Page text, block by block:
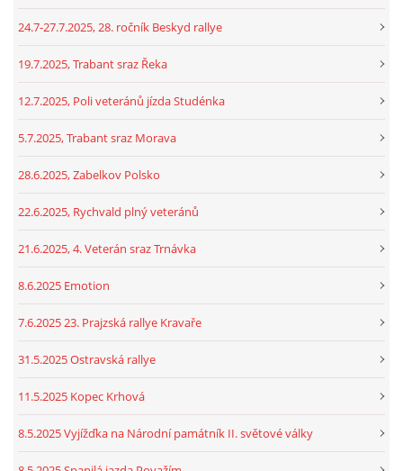
24.7-27.7.2025, 28. ročník Beskyd rallye
19.7.2025, Trabant sraz Řeka
12.7.2025, Poli veteránů jízda Studénka
5.7.2025, Trabant sraz Morava
28.6.2025, Zabelkov Polsko
22.6.2025, Rychvald plný veteránů
21.6.2025, 4. Veterán sraz Trnávka
8.6.2025 Emotion
7.6.2025 23. Prajzská rallye Kravaře
31.5.2025 Ostravská rallye
11.5.2025 Kopec Krhová
8.5.2025 Vyjížďka na Národní památník II. světové války